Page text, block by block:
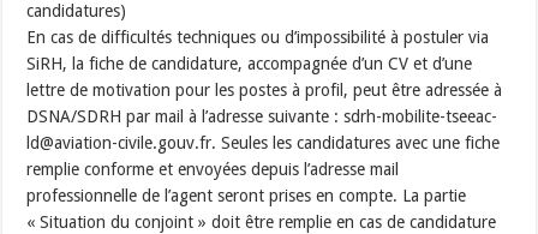
candidatures)
En cas de difficultés techniques ou d’impossibilité à postuler via
SiRH, la fiche de candidature, accompagnée d’un CV et d’une
lettre de motivation pour les postes à profil, peut être adressée à
DSNA/SDRH par mail à l’adresse suivante : sdrh-mobilite-tseeac-
ld@aviation-civile.gouv.fr. Seules les candidatures avec une fiche
remplie conforme et envoyées depuis l’adresse mail
professionnelle de l’agent seront prises en compte. La partie
« Situation du conjoint » doit être remplie en cas de candidature